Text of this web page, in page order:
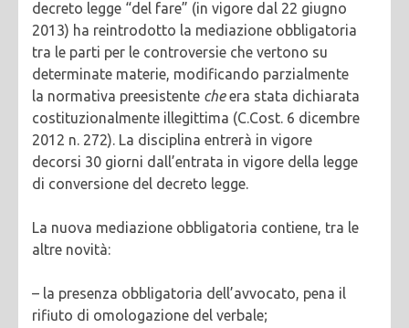
decreto legge “del fare” (in vigore dal 22 giugno
2013) ha reintrodotto la mediazione obbligatoria
tra le parti per le controversie che vertono su
determinate materie, modificando parzialmente
la normativa preesistente cheera stata dichiarata
costituzionalmente illegittima (C.Cost. 6 dicembre
2012 n. 272). La disciplina entrerà in vigore
decorsi 30 giorni dall’entrata in vigore della legge
di conversione del decreto legge.
La nuova mediazione obbligatoria contiene, tra le
altre novità:
– la presenza obbligatoria dell’avvocato, pena il
rifiuto di omologazione del verbale;